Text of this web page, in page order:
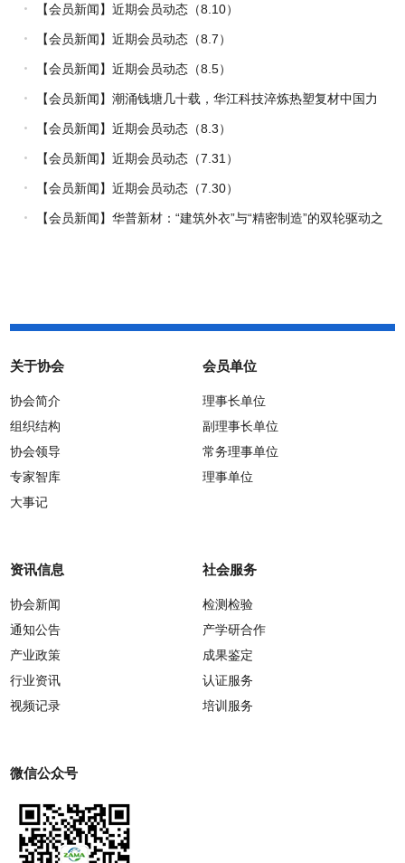
【会员新闻】近期会员动态（8.10）
【会员新闻】近期会员动态（8.7）
【会员新闻】近期会员动态（8.5）
【会员新闻】潮涌钱塘几十载，华江科技淬炼热塑复材中国力
量
【会员新闻】近期会员动态（8.3）
【会员新闻】近期会员动态（7.31）
【会员新闻】近期会员动态（7.30）
【会员新闻】华普新材：“建筑外衣”与“精密制造”的双轮驱动之
关于协会
协会简介
组织结构
协会领导
专家智库
大事记
会员单位
理事长单位
副理事长单位
常务理事单位
理事单位
资讯信息
协会新闻
通知公告
产业政策
行业资讯
视频记录
社会服务
检测检验
产学研合作
成果鉴定
认证服务
培训服务
微信公众号